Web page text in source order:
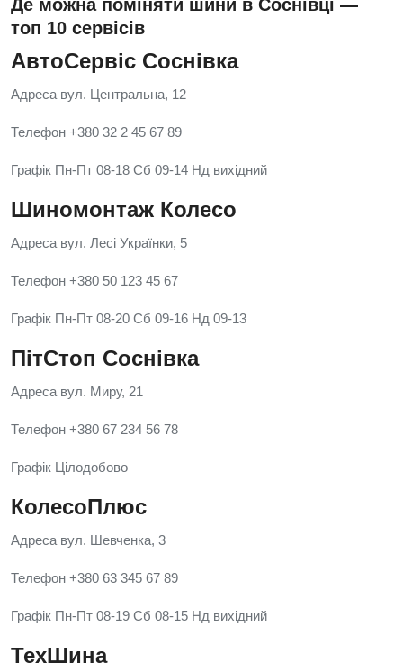
Де можна поміняти шини в Соснівці —
топ 10 сервісів
АвтоСервіс Соснівка
Адреса вул. Центральна, 12
Телефон +380 32 2 45 67 89
Графік Пн-Пт 08-18 Сб 09-14 Нд вихідний
Шиномонтаж Колесо
Адреса вул. Лесі Українки, 5
Телефон +380 50 123 45 67
Графік Пн-Пт 08-20 Сб 09-16 Нд 09-13
ПітСтоп Соснівка
Адреса вул. Миру, 21
Телефон +380 67 234 56 78
Графік Цілодобово
КолесоПлюс
Адреса вул. Шевченка, 3
Телефон +380 63 345 67 89
Графік Пн-Пт 08-19 Сб 08-15 Нд вихідний
ТехШина